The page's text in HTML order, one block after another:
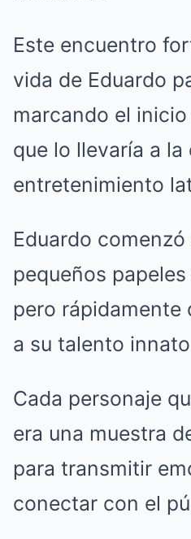
Este encuentro
vida de Eduardo
marcando el
que lo llevaría a la
entretenimiento
Eduardo
pequeños
pero rápidamente
a su talento
Cada personaje
era una muestra
para transmitir
conectar con el